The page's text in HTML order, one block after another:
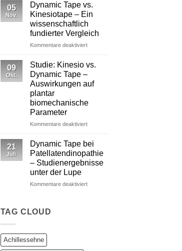
ausreicht
neurophysiologische
Wirkungen
von
Dynamic Tape
05
Nov.
Dynamic Tape vs.
Kinesiotape – Ein
wissenschaftlich
fundierter Vergleich
Kommentare deaktiviertfür
–
wissenschaftlich
09
Okt.
Studie: Kinesio vs.
Dynamic Tape –
Auswirkungen auf
plantar
biomechanische
Parameter
Kommentare deaktiviertfür
Kinesio
vs.
Dynamic
Tape
Auswirkungen
21
Juli
Dynamic Tape bei
Patellatendinopathie
– Studienergebnisse
unter der Lupe
Kommentare deaktiviertfür
TAG CLOUD
Achillessehne